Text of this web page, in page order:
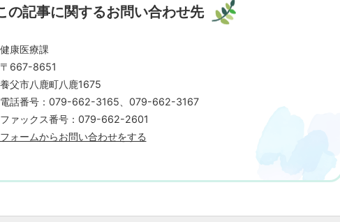
の記事に関するお問い合わせ先
健康医療課
〒667-8651
養父市八鹿町八鹿1675
電話番号：079-662-3165、079-662-3167
ファックス番号：079-662-2601
フォームからお問い合わせをする